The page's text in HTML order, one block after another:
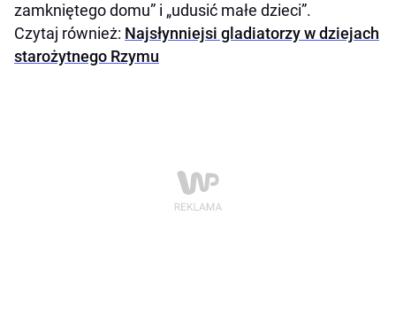
zamkniętego domu” i „udusić małe dzieci”.
Czytaj również: Najsłynniejsi gladiatorzy w dziejach
starożytnego Rzymu